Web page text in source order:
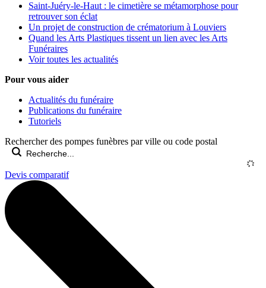
Saint-Juéry-le-Haut : le cimetière se métamorphose pour
retrouver son éclat
Un projet de construction de crématorium à Louviers
Quand les Arts Plastiques tissent un lien avec les Arts
Funéraires
Voir toutes les actualités
Pour vous aider
Actualités du funéraire
Publications du funéraire
Tutoriels
Rechercher des pompes funèbres par ville ou code postal
Devis comparatif